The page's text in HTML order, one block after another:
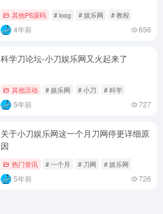
其他PS源码 # loog # 娱乐网 # 教程
4年前 656
科学刀论坛-小刀娱乐网又火起来了
其他活动 # 娱乐网 # 小刀 # 科学
5年前 727
关于小刀娱乐网这一个月刀网停更详细原
因
热门资讯 # 一个月 # 刀网 # 娱乐网
5年前 726